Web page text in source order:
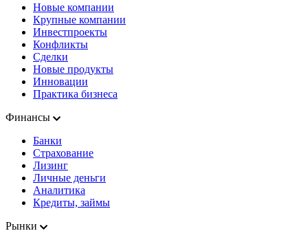
Новые компании
Крупные компании
Инвестпроекты
Конфликты
Сделки
Новые продукты
Инновации
Практика бизнеса
Финансы
Банки
Страхование
Лизинг
Личные деньги
Аналитика
Кредиты, займы
Рынки